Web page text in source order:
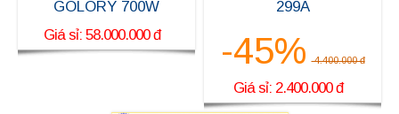
GOLORY 700W
Giá sỉ: 58.000.000 đ
299A
-45% 4.400.000 đ
Giá sỉ: 2.400.000 đ